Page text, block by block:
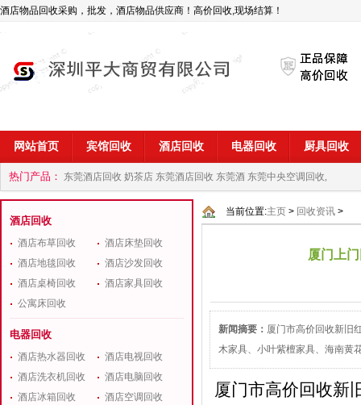
酒店物品回收采购，批发，酒店物品供应商！高价回收,现场结算！
网站首页 宾馆回收 酒店回收 电器回收 厨具回收
热门产品： 东莞酒店回收 奶茶店 东莞酒店回收 东莞酒 东莞中央空调回收,
商 深圳酒店用品回收公司
酒店回收
酒店布草回收
酒店床垫回收
酒店地毯回收
酒店沙发回收
酒店桌椅回收
酒店家具回收
公寓床回收
电器回收
酒店热水器回收
酒店电视回收
酒店洗衣机回收
酒店电脑回收
酒店冰箱回收
酒店空调回收
当前位置:主页 > 回收资讯 >
厦门上
新闻摘要： 厦门市高价回收新旧
木家具、小叶紫檀家具、海南黄
厦门市高价回收新